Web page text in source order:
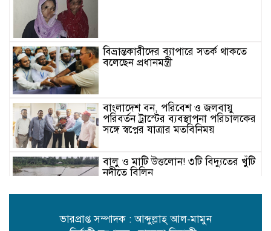
বিভ্রান্তকারীদের ব্যাপারে সতর্ক থাকতে
বলেছেন প্রধানমন্ত্রী
বাংলাদেশ বন, পরিবেশ ও জলবায়ু
পরিবর্তন ট্রাস্টের ব্যবস্থাপনা পরিচালকের
সঙ্গে স্বপ্নের যাত্রার মতবিনিময়
বালু ও মাটি উত্তলোন! ৩টি বিদ্যুতের খুঁটি
নদীতে বিলিন
উত্তাল পদ্মায় খেয়া নৌকায় যাত্রী
ভারপ্রাপ্ত সম্পাদক : আব্দুল্লাহ্ আল-মামুন